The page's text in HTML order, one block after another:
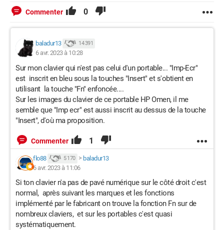
Commenter 0
baladur13 14 391
6 avr. 2023 à 10:28
Sur mon clavier qui n'est pas celui d'un portable... "Imp-Ecr"
est inscrit en bleu sous la touches "Insert" et s'obtient en
utilisant la touche "Fn" enfoncée....
Sur les images du clavier de ce portable HP Omen, il me
semble que "Imp ecr" est aussi inscrit au dessus de la touche
"Insert", d'où ma proposition.
Commenter 1
flo88 5 170 > baladur13
6 avr. 2023 à 11:06
Si ton clavier n'a pas de pavé numérique sur le côté droit c'est
normal, après suivant les marques et les fonctions
implémenté par le fabricant on trouve la fonction Fn sur de
nombreux claviers, et sur les portables c'est quasi
systématiquement.